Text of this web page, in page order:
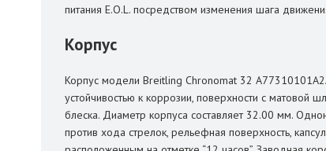
питания E.O.L. посредством изменения шага
Корпус
Корпус модели Breitling Chronomat 32
устойчивостью к коррозии, поверхности с матовой
блеска. Диаметр корпуса составляет 32.00 мм.
против хода стрелок, рельефная поверхность,